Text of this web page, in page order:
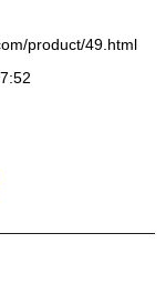
product/49.html